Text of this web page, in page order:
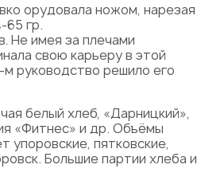
орудовала ножом, нарезая
65 гр.
Не имея за плечами
свою карьеру в этой
руководство решило его
белый хлеб, «Дарницкий»,
«Фитнес» и др. Объёмы
упоровские, пятковские,
Большие партии хлеба и